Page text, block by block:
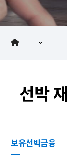
선박
보유선박금융